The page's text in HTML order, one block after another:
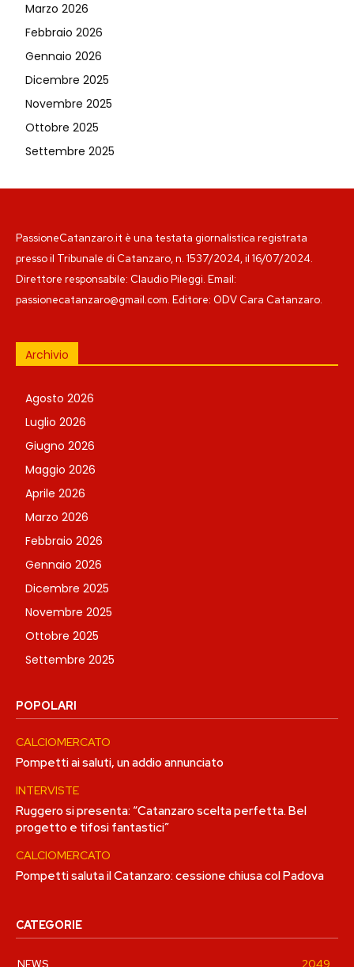
Marzo 2026
Febbraio 2026
Gennaio 2026
Dicembre 2025
Novembre 2025
Ottobre 2025
Settembre 2025
PassioneCatanzaro.it è una testata giornalistica registrata
presso il Tribunale di Catanzaro, n. 1537/2024, il 16/07/2024.
Direttore responsabile: Claudio Pileggi. Email:
passionecatanzaro@gmail.com. Editore: ODV Cara Catanzaro.
Archivio
Agosto 2026
Luglio 2026
Giugno 2026
Maggio 2026
Aprile 2026
Marzo 2026
Febbraio 2026
Gennaio 2026
Dicembre 2025
Novembre 2025
Ottobre 2025
Settembre 2025
POPOLARI
CALCIOMERCATO
Pompetti ai saluti, un addio annunciato
INTERVISTE
Ruggero si presenta: “Catanzaro scelta perfetta. Bel
progetto e tifosi fantastici”
CALCIOMERCATO
Pompetti saluta il Catanzaro: cessione chiusa col Padova
CATEGORIE